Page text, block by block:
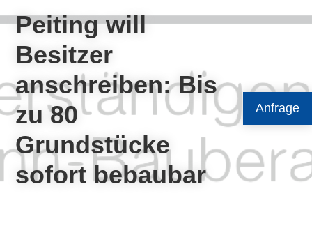
Anfrage
Peiting will
Besitzer
anschreiben: Bis
zu 80
Grundstücke
sofort bebaubar